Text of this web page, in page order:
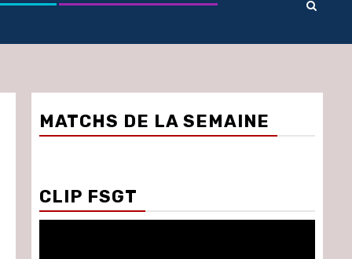
MATCHS DE LA SEMAINE
CLIP FSGT